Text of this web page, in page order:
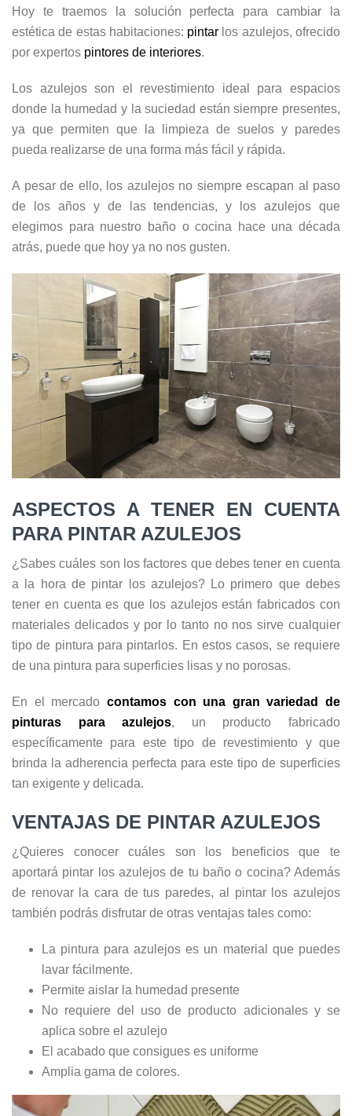
Hoy te traemos la solución perfecta para cambiar la
estética de estas habitaciones: pintar los azulejos, ofrecido
por expertos pintores de interiores.
Los azulejos son el revestimiento ideal para espacios
donde la humedad y la suciedad están siempre presentes,
ya que permiten que la limpieza de suelos y paredes
pueda realizarse de una forma más fácil y rápida.
A pesar de ello, los azulejos no siempre escapan al paso
de los años y de las tendencias, y los azulejos que
elegimos para nuestro baño o cocina hace una década
atrás, puede que hoy ya no nos gusten.
ASPECTOS A TENER EN CUENTA
PARA PINTAR AZULEJOS
¿Sabes cuáles son los factores que debes tener en cuenta
a la hora de pintar los azulejos? Lo primero que debes
tener en cuenta es que los azulejos están fabricados con
materiales delicados y por lo tanto no nos sirve cualquier
tipo de pintura para pintarlos. En estos casos, se requiere
de una pintura para superficies lisas y no porosas.
En el mercado contamos con una gran variedad de
pinturas para azulejos, un producto fabricado
específicamente para este tipo de revestimiento y que
brinda la adherencia perfecta para este tipo de superficies
tan exigente y delicada.
VENTAJAS DE PINTAR AZULEJOS
¿Quieres conocer cuáles son los beneficios que te
aportará pintar los azulejos de tu baño o cocina? Además
de renovar la cara de tus paredes, al pintar los azulejos
también podrás disfrutar de otras ventajas tales como:
La pintura para azulejos es un material que puedes
lavar fácilmente.
Permite aislar la humedad presente
No requiere del uso de producto adicionales y se
aplica sobre el azulejo
El acabado que consigues es uniforme
Amplia gama de colores.